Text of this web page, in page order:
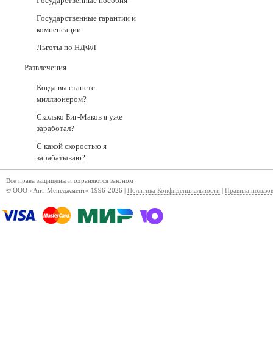
Государственные гарантии и
компенсации
Льготы по НДФЛ
Развлечения
Когда вы станете
миллионером?
Сколько Биг-Маков я уже
заработал?
С какой скоростью я
зарабатываю?
Все права защищены и охраняются законом
© ООО «Ант-Менеджмент» 1996-2026 | Политика Конфиденциальности Правила